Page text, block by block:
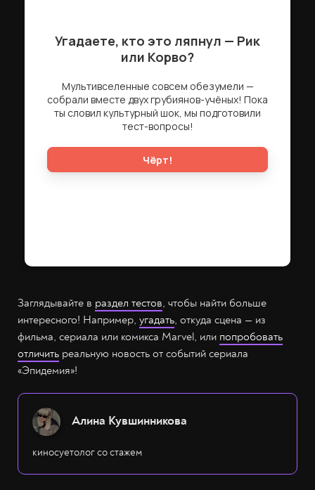
Заглядывайте в раздел тестов, чтобы найти больше
интересного! Например, угадать, откуда сцена — из
фильма, сериала или комикса Marvel, или попробовать
отличить реальную новость от событий сериала
«Эпидемия»!
Алина Кувшинникова
киносуетолог со стажем